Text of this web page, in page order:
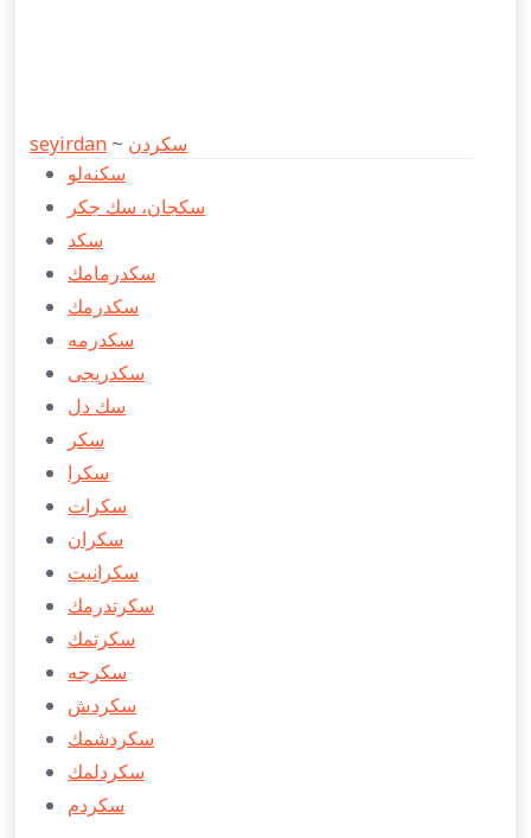
seyirdan ~ سكردن
سكنه‌لو
سكجان، سك جكر
سكد
سكدرمامك
سكدرمك
سكدرمه
سكدریجی
سك دل
سكر
سكرا
سكرات
سكران
سكرانيت
سكرتدرمك
سكرتمك
سكرجه
سكردش
سكردشمك
سكردلمك
سكردم